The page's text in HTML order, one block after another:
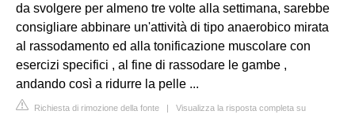
da svolgere per almeno tre volte alla settimana, sarebbe
consigliare abbinare un'attività di tipo anaerobico mirata
al rassodamento ed alla tonificazione muscolare con
esercizi specifici , al fine di rassodare le gambe ,
andando così a ridurre la pelle ...
Richiesta di rimozione della fonte | Visualizza la risposta completa su